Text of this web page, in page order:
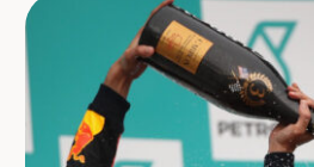
McLaren en dus op exact dezelfde …